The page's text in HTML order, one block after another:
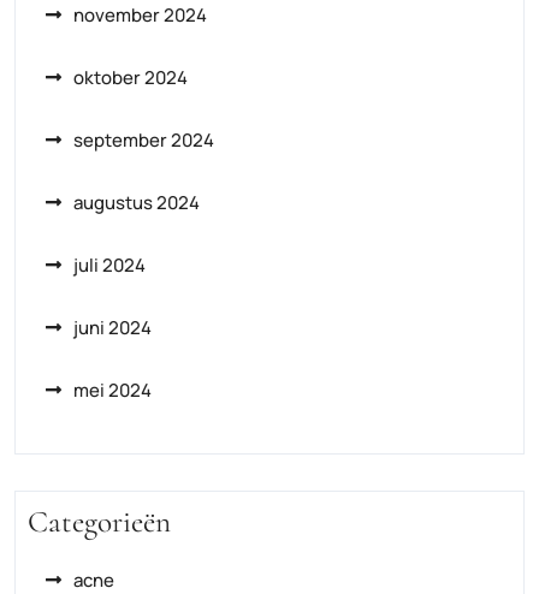
november 2024
oktober 2024
september 2024
augustus 2024
juli 2024
juni 2024
mei 2024
Categorieën
acne